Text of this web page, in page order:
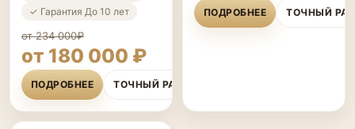
✓ Гарантия До 10 лет
от 234 000₽
от 180 000 ₽
ПОДРОБНЕЕ ТОЧНЫЙ РАСЧЁТ
ПОДРОБНЕЕ ТОЧНЫЙ